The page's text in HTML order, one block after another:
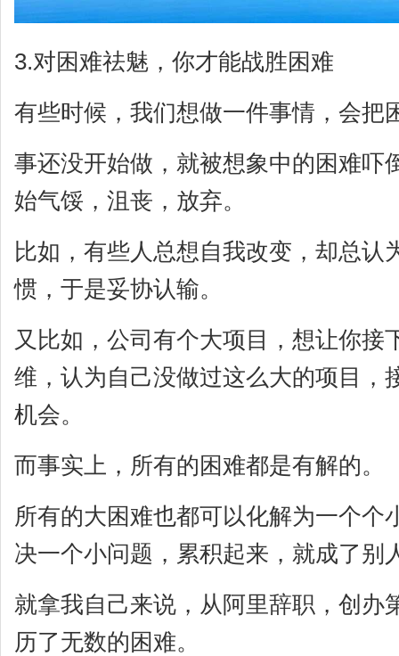
3.对困难祛魅，你才能战胜困难
有些时候，我们想做一件事情，会把
事还没开始做，就被想象中的困难吓
始气馁，沮丧，放弃。
比如，有些人总想自我改变，却总认
惯，于是妥协认输。
又比如，公司有个大项目，想让你接
维，认为自己没做过这么大的项目，
机会。
而事实上，所有的困难都是有解的。
所有的大困难也都可以化解为一个个
决一个小问题，累积起来，就成了别
就拿我自己来说，从阿里辞职，创办
历了无数的困难。